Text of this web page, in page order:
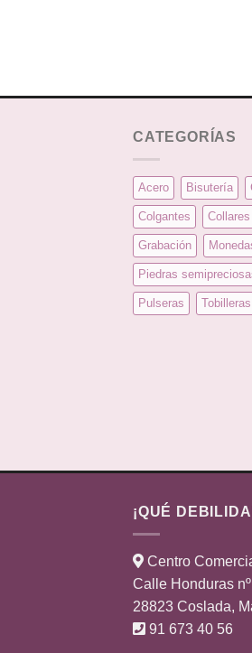
CATEGORÍAS
Acero Bisutería
Colgantes Collares
Grabación
Piedras
Pulseras Tobilleras
¡QUÉ
Centro
Calle Honduras
28823 Coslada,
91 673 40 56